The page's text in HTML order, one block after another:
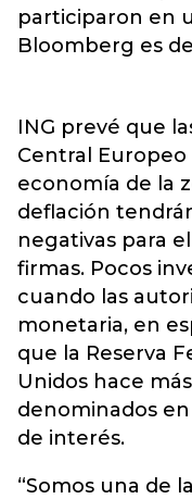
participaron en
Bloomberg es de
ING prevé que
Central Europeo
economía de la
deflación
negativas para
firmas. Pocos
cuando las
monetaria, en
que la Reserva
Unidos hace
denominados
de interés.
“Somos una de